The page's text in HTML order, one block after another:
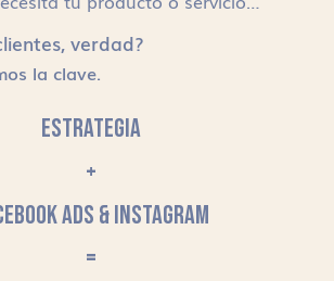
verdad?
la clave.
ESTRATEGIA
+
ADS & INSTAGRAM
=